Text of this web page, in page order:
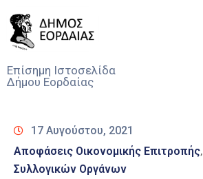
Επίσημη Ιστοσελίδα
Δήμου Εορδαίας
Νέα
Υπηρεσίες
17 Αυγούστου, 2021
Αποφάσεις Οικονομικής Επιτροπής‚
Συλλογικών Οργάνων